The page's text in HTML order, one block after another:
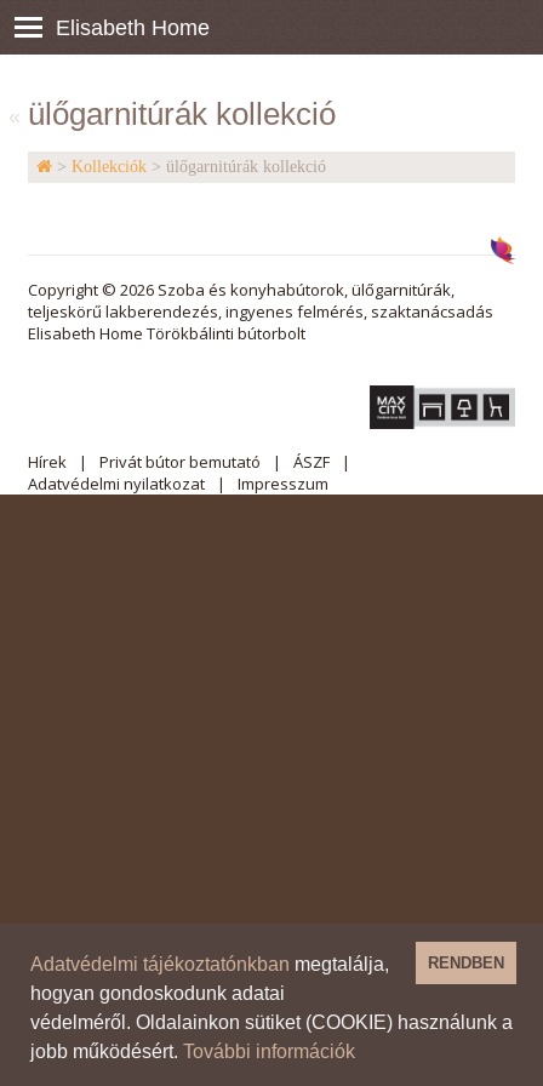
Elisabeth Home
ülőgarnitúrák kollekció
«
> Kollekciók > ülőgarnitúrák kollekció
Copyright © 2026 Szoba és konyhabútorok, ülőgarnitúrák,
teljeskörű lakberendezés, ingyenes felmérés, szaktanácsadás
Elisabeth Home Törökbálinti bútorbolt
Hírek Privát bútor bemutató
ÁSZF
Adatvédelmi nyilatkozat
Impresszum
RENDBEN
Adatvédelmi tájékoztatónkban megtalálja,
hogyan gondoskodunk adatai
védelméről. Oldalainkon sütiket (COOKIE) használunk a
jobb működésért. További információk